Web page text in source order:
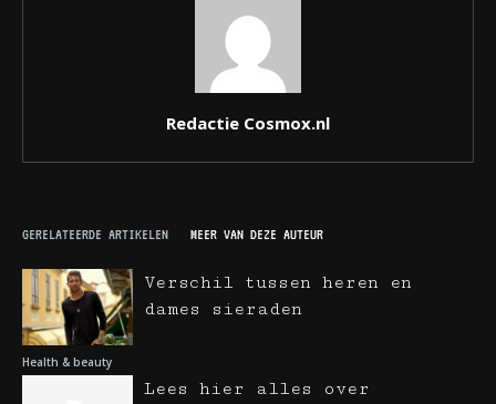
Redactie Cosmox.nl
GERELATEERDE ARTIKELEN MEER VAN DEZE AUTEUR
Health & beauty
Verschil tussen heren en
dames sieraden
Lees hier alles over